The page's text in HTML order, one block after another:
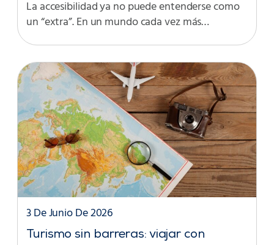
La accesibilidad ya no puede entenderse como
un “extra”. En un mundo cada vez más…
Turismo sin barreras: viajar con
3 De Junio De 2026